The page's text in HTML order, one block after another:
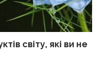
світу, які ви не